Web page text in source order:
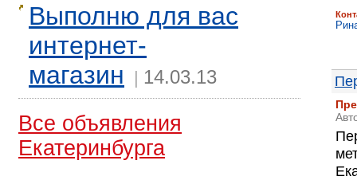
Выполню для вас
интернет-
магазин | 14.03.13
Все объявления
Екатеринбурга